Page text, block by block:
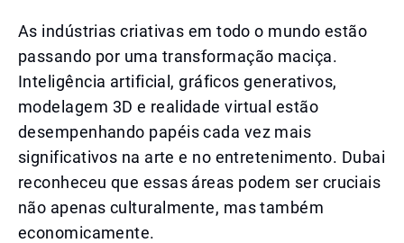
As indústrias criativas em todo o mundo estão
passando por uma transformação maciça.
Inteligência artificial, gráficos generativos,
modelagem 3D e realidade virtual estão
desempenhando papéis cada vez mais
significativos na arte e no entretenimento. Dubai
reconheceu que essas áreas podem ser cruciais
não apenas culturalmente, mas também
economicamente.